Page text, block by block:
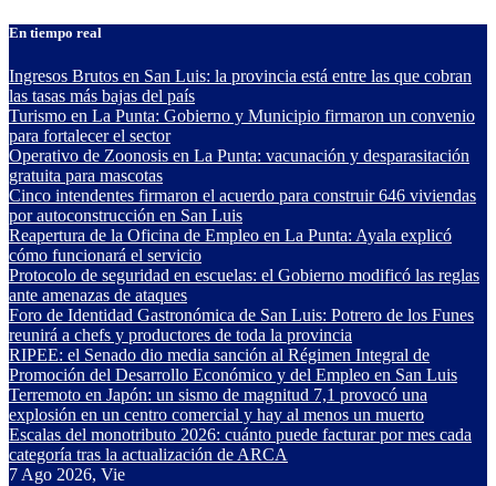
Saltar
contenido
En tiempo real
Ingresos Brutos en San Luis: la provincia está entre las que cobran
las tasas más bajas del país
Turismo en La Punta: Gobierno y Municipio firmaron un convenio
para fortalecer el sector
Operativo de Zoonosis en La Punta: vacunación y desparasitación
gratuita para mascotas
Cinco intendentes firmaron el acuerdo para construir 646 viviendas
por autoconstrucción en San Luis
Reapertura de la Oficina de Empleo en La Punta: Ayala explicó
cómo funcionará el servicio
Protocolo de seguridad en escuelas: el Gobierno modificó las reglas
ante amenazas de ataques
Foro de Identidad Gastronómica de San Luis: Potrero de los Funes
reunirá a chefs y productores de toda la provincia
RIPEE: el Senado dio media sanción al Régimen Integral de
Promoción del Desarrollo Económico y del Empleo en San Luis
Terremoto en Japón: un sismo de magnitud 7,1 provocó una
explosión en un centro comercial y hay al menos un muerto
Escalas del monotributo 2026: cuánto puede facturar por mes cada
categoría tras la actualización de ARCA
7 Ago 2026, Vie